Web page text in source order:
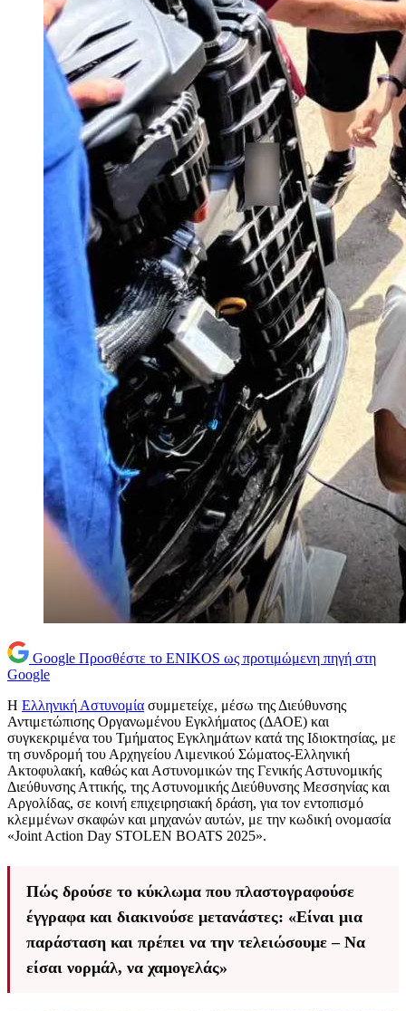
Google Προσθέστε το ENIKOS ως προτιμώμενη πηγή στη
Google
Η Ελληνική Αστυνομία συμμετείχε, μέσω της Διεύθυνσης
Αντιμετώπισης Οργανωμένου Εγκλήματος (ΔΑΟΕ) και
συγκεκριμένα του Τμήματος Εγκλημάτων κατά της Ιδιοκτησίας, με
τη συνδρομή του Αρχηγείου Λιμενικού Σώματος-Ελληνική
Ακτοφυλακή, καθώς και Αστυνομικών της Γενικής Αστυνομικής
Διεύθυνσης Αττικής, της Αστυνομικής Διεύθυνσης Μεσσηνίας και
Αργολίδας, σε κοινή επιχειρησιακή δράση, για τον εντοπισμό
κλεμμένων σκαφών και μηχανών αυτών, με την κωδική ονομασία
«Joint Action Day STOLEN BOATS 2025».
Πώς δρούσε το κύκλωμα που πλαστογραφούσε
έγγραφα και διακινούσε μετανάστες: «Είναι μια
παράσταση και πρέπει να την τελειώσουμε – Να
είσαι νορμάλ, να χαμογελάς»